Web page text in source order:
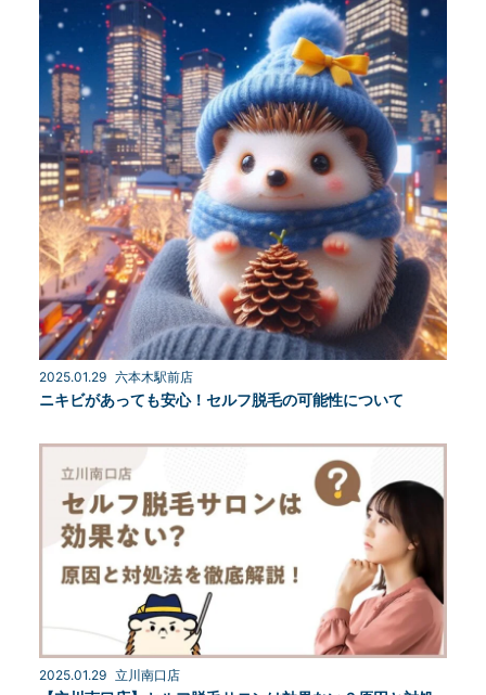
2025.01.29 六本木駅前店
ニキビがあっても安心！セルフ脱毛の可能性について
2025.01.29 立川南口店